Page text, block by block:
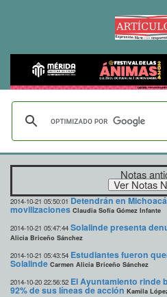
Notas
2014-10-21 05:50:01 Detendrán en
movilizaciones Claudia Sofía Gómez Infante
2014-10-21 05:47:44 Solalinde presenta
Alicia Briceño Sánchez
2014-10-21 05:43:54 Estudiantes fueron
Solalinde Carmen Alicia Briceño Sánchez
2014-10-20 22:56:52 El Ayuntamiento rinde
92% de sus líneas de acción Kamila